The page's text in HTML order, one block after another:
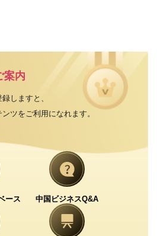
案内
しますと、
ツをご利用になれます。
ース 中国ビジネスQ&A